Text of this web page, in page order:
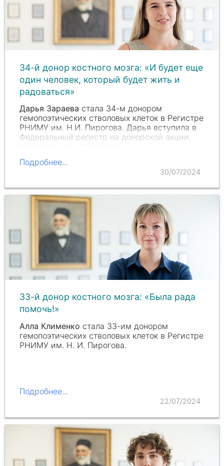
34-й донор костного мозга: «И будет еще
один человек, который будет жить и
радоваться»
Дарья Зараева стала 34-м донором
гемопоэтических стволовых клеток в Регистре
РНИМУ им. Н.И. Пирогова. Дарья вступила в
Федеральный регистр на донорской акции,
Подробнее...
30/07/2024
33-й донор костного мозга: «‎Была рада
помочь!»
Алла Клименко стала 33-им донором
гемопоэтических стволовых клеток в Регистре
РНИМУ им. Н. И. Пирогова.
Подробнее...
22/07/2024